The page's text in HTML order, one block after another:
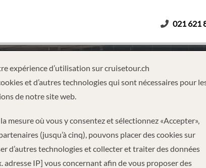
021 621
expérience d’utilisation sur cruisetour.ch
et d’autres technologies qui sont nécessaires pour
de notre site web.
mesure où vous y consentez et sélectionnez «Accepter»,
(jusqu’à cinq), pouvons placer des cookies sur
d’autres technologies et collecter et traiter des données
adresse IP] vous concernant afin de vous proposer des